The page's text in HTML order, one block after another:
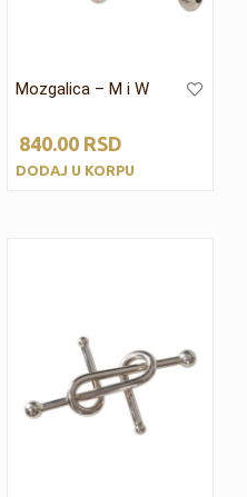
Mozgalica – M i W
840.00RSD
DODAJ U KORPU